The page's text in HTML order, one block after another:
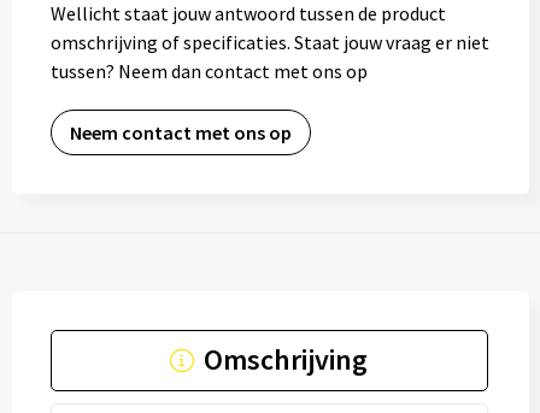
Wellicht staat jouw antwoord tussen de product
omschrijving of specificaties. Staat jouw vraag er niet
tussen? Neem dan contact met ons op
Neem contact met ons op
Omschrijving